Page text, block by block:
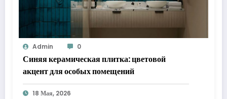
Admin 0
Синяя керамическая плитка: цветовой
акцент для особых помещений
18 Мая, 2026